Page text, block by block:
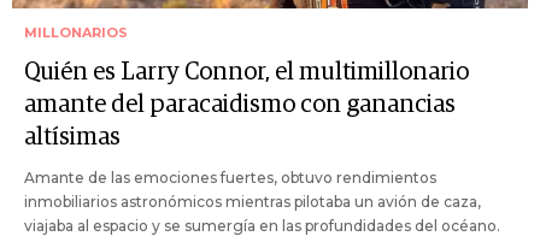
MILLONARIOS
Quién es Larry Connor, el multimillonario
amante del paracaidismo con ganancias
altísimas
Amante de las emociones fuertes, obtuvo rendimientos
inmobiliarios astronómicos mientras pilotaba un avión de caza,
viajaba al espacio y se sumergía en las profundidades del océano.